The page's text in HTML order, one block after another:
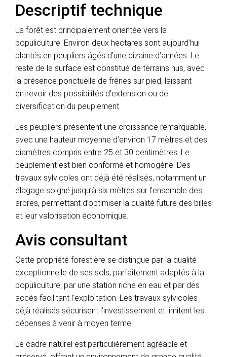
Descriptif technique
La forêt est principalement orientée vers la
populiculture. Environ deux hectares sont aujourd’hui
plantés en peupliers âgés d’une dizaine d’années. Le
reste de la surface est constitué de terrains nus, avec
la présence ponctuelle de frênes sur pied, laissant
entrevoir des possibilités d’extension ou de
diversification du peuplement.
Les peupliers présentent une croissance remarquable,
avec une hauteur moyenne d’environ 17 mètres et des
diamètres compris entre 25 et 30 centimètres. Le
peuplement est bien conformé et homogène. Des
travaux sylvicoles ont déjà été réalisés, notamment un
élagage soigné jusqu’à six mètres sur l’ensemble des
arbres, permettant d’optimiser la qualité future des billes
et leur valorisation économique.
Avis consultant
Cette propriété forestière se distingue par la qualité
exceptionnelle de ses sols, parfaitement adaptés à la
populiculture, par une station riche en eau et par des
accès facilitant l’exploitation. Les travaux sylvicoles
déjà réalisés sécurisent l’investissement et limitent les
dépenses à venir à moyen terme.
Le cadre naturel est particulièrement agréable et